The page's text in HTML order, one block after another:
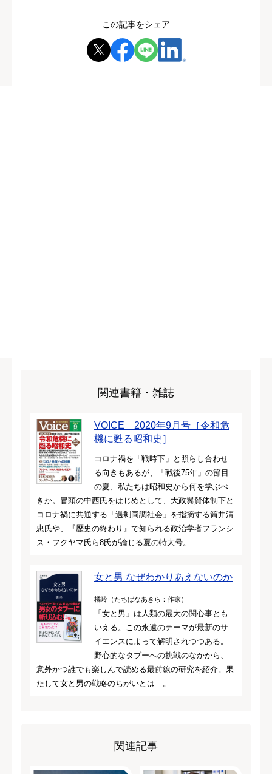
この記事をシェア
関連書籍・雑誌
VOICE 2020年9月号［令和危
機に甦る昭和史］
コロナ禍を「戦時下」と照らし合わせ
る向きもあるが、「戦後75年」の節目
の夏、私たちは昭和史から何を学ぶべ
きか。冒頭の中西氏をはじめとして、大政翼賛体制下と
コロナ禍に共通する「過剰同調社会」を指摘する筒井清
忠氏や、『歴史の終わり』で知られる政治学者フランシ
ス・フクヤマ氏ら8氏が論じる夏の特大号。
女と男 なぜわかりあえないのか
橘玲（たちばなあきら：作家）
「女と男」は人類の最大の関心事とも
いえる。この永遠のテーマが最新のサ
イエンスによって解明されつつある。
野心的なタブーへの挑戦のなかから、
意外かつ誰でも楽しんで読める最前線の研究を紹介。果
たして女と男の戦略のちがいとは―。
関連記事